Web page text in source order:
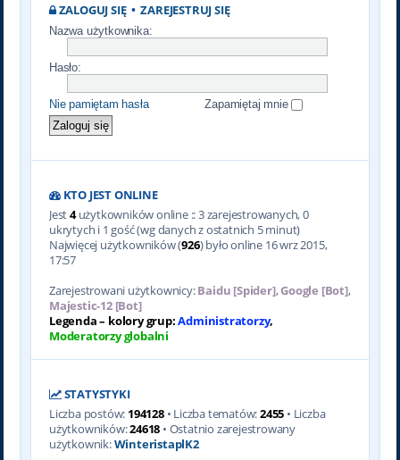
ZALOGUJ SIĘ•ZAREJESTRUJ SIĘ
Nazwa użytkownika:
Hasło:
Nie pamiętam hasła Zapamiętaj mnie
KTO JEST ONLINE
Jest4użytkowników online :: 3 zarejestrowanych, 0
ukrytych i 1 gość (wg danych z ostatnich 5 minut)
Najwięcej użytkowników (926) było online 16 wrz 2015,
17:57
Zarejestrowani użytkownicy:Baidu [Spider],Google [Bot],
Majestic-12 [Bot]
Legenda – kolory grup:Administratorzy,
Moderatorzy globalni
STATYSTYKI
Liczba postów: 194128• Liczba tematów:2455 • Liczba
użytkowników:24618 • Ostatnio zarejestrowany
użytkownik:WinteristaplK2